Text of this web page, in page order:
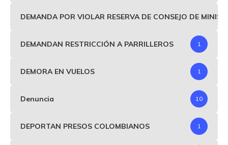
DEMANDA POR VIOLAR RESERVA DE CONSEJO DE
DEMANDAN RESTRICCIÓN A PARRILLEROS 1
DEMORA EN VUELOS 1
Denuncia 10
DEPORTAN PRESOS COLOMBIANOS 1